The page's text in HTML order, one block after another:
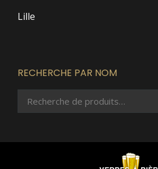
Lille
RECHERCHE PAR NOM